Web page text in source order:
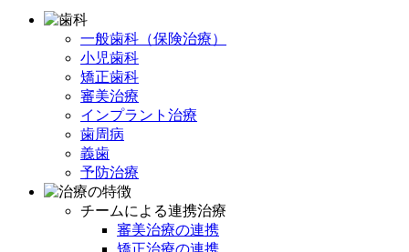
一般歯科（保険治療）
小児歯科
矯正歯科
審美治療
インプラント治療
歯周病
義歯
予防治療
チームによる連携治療
審美治療の連携